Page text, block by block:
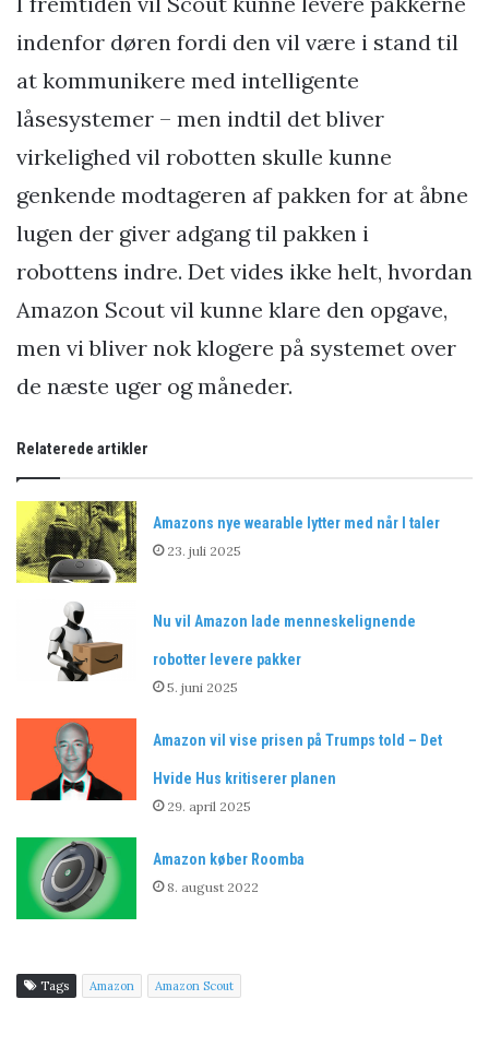
indenfor døren fordi den vil være i stand til
at kommunikere med intelligente
låsesystemer – men indtil det bliver
virkelighed vil robotten skulle kunne
genkende modtageren af pakken for at åbne
lugen der giver adgang til pakken i
robottens indre. Det vides ikke helt, hvordan
Amazon Scout vil kunne klare den opgave,
men vi bliver nok klogere på systemet over
de næste uger og måneder.
Relaterede artikler
Amazons nye wearable lytter med når I taler
23. juli 2025
Nu vil Amazon lade menneskelignende
robotter levere pakker
5. juni 2025
Amazon vil vise prisen på Trumps told – Det
Hvide Hus kritiserer planen
29. april 2025
Amazon køber Roomba
8. august 2022
Tags Amazon Amazon Scout